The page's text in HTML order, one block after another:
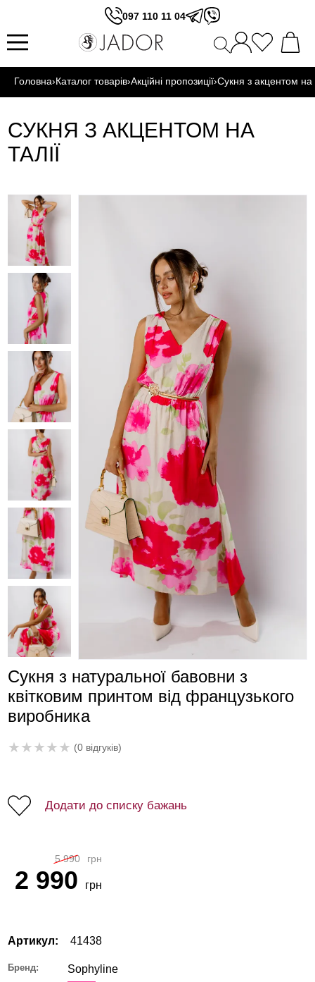
097 110 11 04
Головна›Каталог товарів›Акційні пропозиції›Сукня з акцентом на
СУКНЯ З АКЦЕНТОМ НА
ТАЛІЇ
Сукня з натуральної бавовни з
квітковим принтом від французького
виробника
★★★★★ (0 відгуків)
Додати до списку бажань
5 990 грн
2 990 грн
Артикул: 41438
Бренд: Sophyline